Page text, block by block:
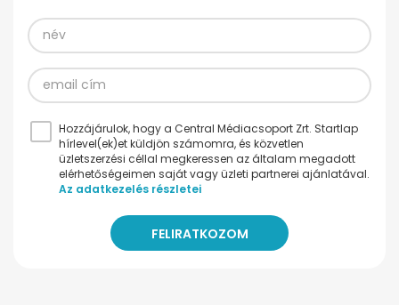
Hozzájárulok, hogy a Central Médiacsoport Zrt. Startlap
hírlevel(ek)et küldjön számomra, és közvetlen
üzletszerzési céllal megkeressen az általam megadott
elérhetőségeimen saját vagy üzleti partnerei ajánlatával.
Az adatkezelés részletei